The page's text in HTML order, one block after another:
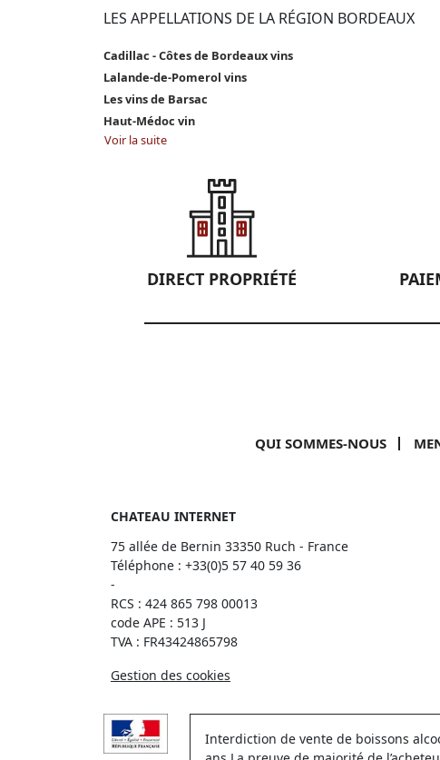
LES APPELLATIONS DE LA RÉGION BORDEAUX
Cadillac - Côtes de Bordeaux vins
Lalande-de-Pomerol vins
Les vins de Barsac
Haut-Médoc vin
Voir la suite
DIRECT PROPRIÉTÉ
QUI SOMMES-NOUS
CHATEAU INTERNET
75 allée de Bernin 33350 Ruch - France
Téléphone : +33(0)5 57 40 59 36
-
RCS : 424 865 798 00013
code APE : 513 J
TVA : FR43424865798
Gestion des cookies
Interdiction de vente de boissons